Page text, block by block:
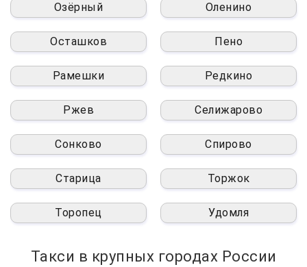
Озёрный Оленино
Осташков Пено
Рамешки Редкино
Ржев Селижарово
Сонково Спирово
Старица Торжок
Торопец Удомля
Такси в крупных городах России